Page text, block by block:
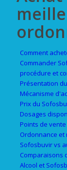
Comment
Commander
procédure et
Présentation
Mécanisme
Prix du
Dosages
Points de
Ordonnance et
Sofosbuvir vs
Comparaisons
Alcool et